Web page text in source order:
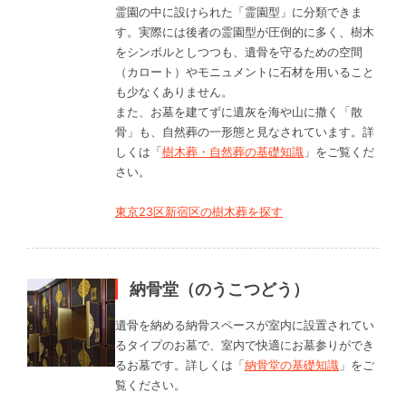
霊園の中に設けられた「霊園型」に分類できま
す。実際には後者の霊園型が圧倒的に多く、樹木
をシンボルとしつつも、遺骨を守るための空間
（カロート）やモニュメントに石材を用いること
も少なくありません。
また、お墓を建てずに遺灰を海や山に撒く「散
骨」も、自然葬の一形態と見なされています。詳
しくは「樹木葬・自然葬の基礎知識 」をご覧くだ
さい。
東京23区新宿区の樹木葬を探す
納骨堂（のうこつどう）
遺骨を納める納骨スペースが室内に設置されてい
るタイプのお墓で、室内で快適にお墓参りができ
るお墓です。詳しくは「納骨堂の基礎知識 」をご
覧ください。